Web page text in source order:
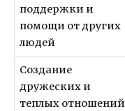
поддержки и
помощи от других
людей
Создание
дружеских и
теплых отношений